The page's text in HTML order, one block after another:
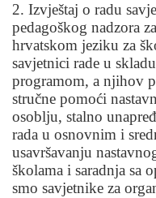
2. Izvještaj o radu
pedagoškog nadzora
hrvatskom jeziku za
savjetnici rade u
programom, a njihov
stručne pomoći
osoblju, stalno
rada u osnovnim i
usavršavanju
školama i saradnja sa
smo savjetnike za